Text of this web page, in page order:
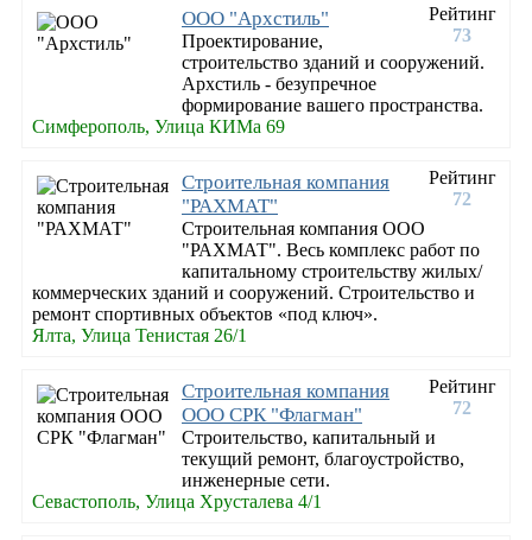
Рейтинг
73
ООО "Архстиль"
Проектирование,
строительство зданий и сооружений.
Архстиль - безупречное
формирование вашего пространства.
Симферополь, Улица КИМа 69
Рейтинг
72
Строительная компания
"РАХМАТ"
Строительная компания ООО
"РАХМАТ". Весь комплекс работ по
капитальному строительству жилых/
коммерческих зданий и сооружений. Строительство и
ремонт спортивных объектов «под ключ».
Ялта, Улица Тенистая 26/1
Рейтинг
72
Строительная компания
ООО СРК "Флагман"
Строительство, капитальный и
текущий ремонт, благоустройство,
инженерные сети.
Севастополь, Улица Хрусталева 4/1